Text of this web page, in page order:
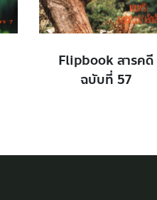
Flipbook สารคดี
ฉบับที่ 57